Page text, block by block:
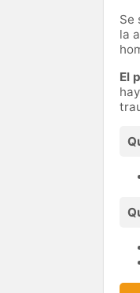
Se
la
El